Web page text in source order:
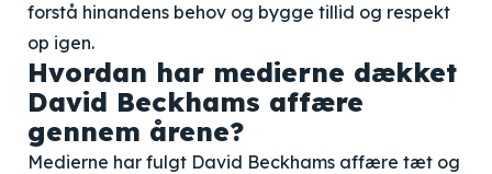
forstå hinandens behov og bygge tillid og respekt
op igen.
Hvordan har medierne dækket
David Beckhams affære
gennem årene?
Medierne har fulgt David Beckhams affære tæt og